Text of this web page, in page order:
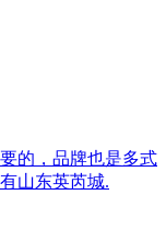
的，品牌也是多式
山东英芮城.